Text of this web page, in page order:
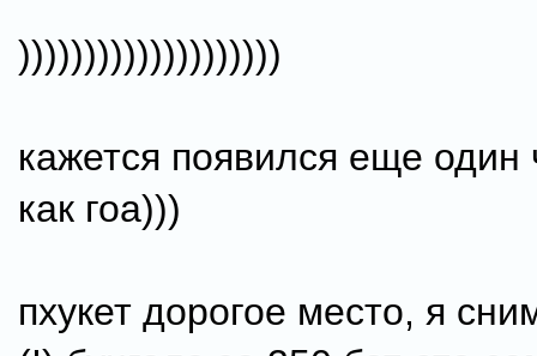
))))))))))))))))))))
кажется появился еще один
как гоа)))
пхукет дорогое место, я